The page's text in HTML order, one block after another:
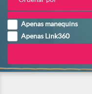
Apenas manequins
Apenas Link360